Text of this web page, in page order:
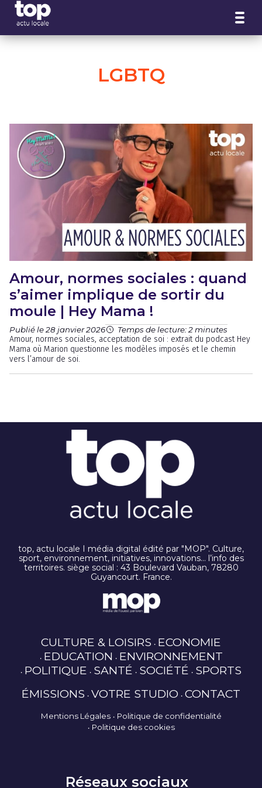
LGBTQ
Amour, normes sociales : quand
s’aimer implique de sortir du
moule | Hey Mama !
Publié le 28 janvier 2026 Temps de lecture: 2 minutes
Amour, normes sociales, acceptation de soi : extrait du podcast Hey
Mama où Marion questionne les modèles imposés et le chemin
vers l’amour de soi.
top, actu locale I média digital édité par "MOP". Culture,
sport, environnement, initiatives, innovations… l’info des
territoires. siège social : 43 Boulevard Vauban, 78280
Guyancourt. France.
CULTURE & LOISIRS ECONOMIE
EDUCATION ENVIRONNEMENT
POLITIQUE SANTÉ SOCIÉTÉ SPORTS
ÉMISSIONS VOTRE STUDIO CONTACT
Mentions Légales
Politique de confidentialité
Politique des cookies
Réseaux sociaux
Panneau de gestion des cookies